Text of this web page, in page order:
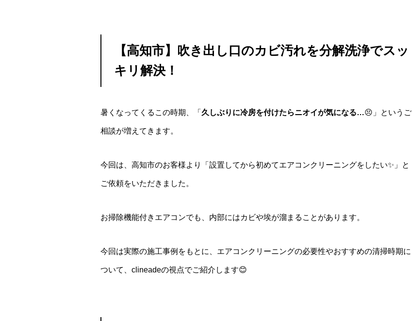
【高知市】吹き出し口のカビ汚れを分解洗浄でスッ
キリ解決！
暑くなってくるこの時期、「 久しぶりに冷房を付けたらニオイが気になる…😣」というご
相談が増えてきます。
今回は、高知市のお客様より「設置してから初めてエアコンクリーニングをしたい✨」と
ご依頼をいただきました。
お掃除機能付きエアコンでも、内部にはカビや埃が溜まることがあります。
今回は実際の施工事例をもとに、エアコンクリーニングの必要性やおすすめの清掃時期に
ついて、clineadeの視点でご紹介します😊